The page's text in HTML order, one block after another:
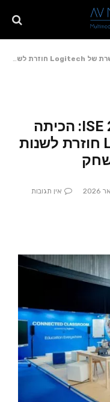
עתיד החינוך ב-ISE 2026: הכיתה
המקושרת של Logitech חוזרת לשנות
אין תגובות